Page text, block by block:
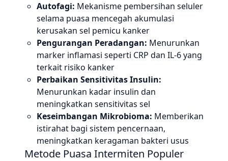
Autofagi: Mekanisme pembersihan seluler
selama puasa mencegah akumulasi
kerusakan sel pemicu kanker
Pengurangan Peradangan: Menurunkan
marker inflamasi seperti CRP dan IL-6 yang
terkait risiko kanker
Perbaikan Sensitivitas Insulin:
Menurunkan kadar insulin dan
meningkatkan sensitivitas sel
Keseimbangan Mikrobioma: Memberikan
istirahat bagi sistem pencernaan,
meningkatkan keragaman bakteri usus
Metode Puasa Intermiten Populer